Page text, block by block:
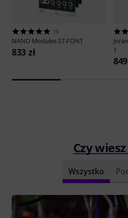
13
NANO Modules ST-FONT
833 zł
1
Czy wiesz
Wszystko